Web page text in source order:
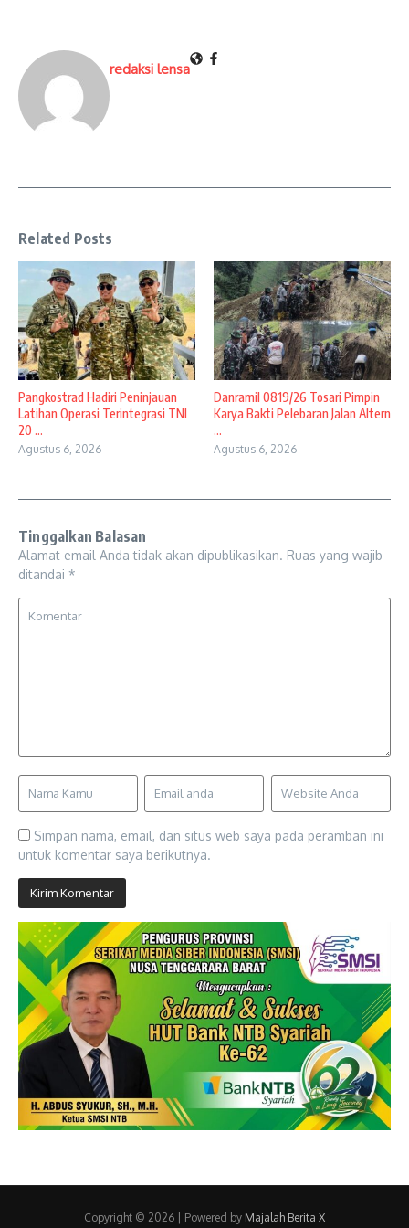
redaksi lensa
Related Posts
Pangkostrad Hadiri Peninjauan
Latihan Operasi Terintegrasi TNI
20 ...
Agustus 6, 2026
Danramil 0819/26 Tosari Pimpin
Karya Bakti Pelebaran Jalan Altern
...
Agustus 6, 2026
Tinggalkan Balasan
Alamat email Anda tidak akan dipublikasikan. Ruas yang wajib
ditandai *
Simpan nama, email, dan situs web saya pada peramban ini
untuk komentar saya berikutnya.
Copyright © 2026 | Powered by Majalah Berita X